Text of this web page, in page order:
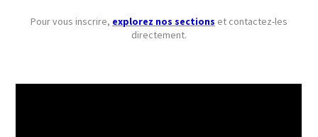
Pour vous inscrire, explorez nos sections et contactez-les
directement.